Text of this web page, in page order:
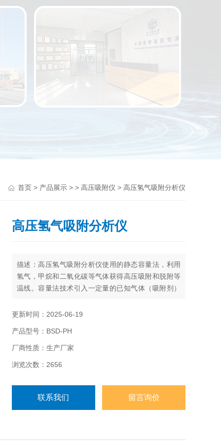
首页 > 产品展示 > > 高压吸附仪 > 高压氢气吸附分析仪
高压氢气吸附分析仪
描述：高压氢气吸附分析仪使用的静态容量法，利用
氢气，甲烷和二氧化碳等气体获得高压吸附和脱附等
温线。容量法技术引入一定量的已知气体（吸附剂）
平衡时，记录Z终的平衡压力。这些数据用来计算样品
更新时间：2025-06-19
产品型号：BSD-PH
厂商性质：生产厂家
浏览次数：2656
联系我们 留言询价